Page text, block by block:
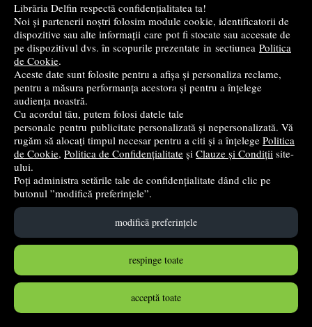
Librăria Delfin respectă confidențialitatea ta!
Noi și partenerii noștri folosim module cookie, identificatorii de
dispozitive sau alte informații care pot fi stocate sau accesate de
pe dispozitivul dvs. în scopurile prezentate in sectiunea Politica
de Cookie.
Aceste date sunt folosite pentru a afișa și personaliza reclame,
pentru a măsura performanța acestora și pentru a înțelege
audiența noastră.
Cu acordul tău, putem folosi datele tale
personale pentru publicitate personalizată și nepersonalizată. Vă
rugăm să alocați timpul necesar pentru a citi și a înțelege Politica
de Cookie, Politica de Confidențialitate și Clauze și Condiții site-
ului.
Poți administra setările tale de confidențialitate dând clic pe
butonul ”modifică preferințele”.
modifică preferințele
respinge toate
acceptă toate
în stoc
Cumpără
Limba si literatura romana. Manual pentru clasa a 7-a -
Catalina Popa
Intuitext- 2024
41,99lei